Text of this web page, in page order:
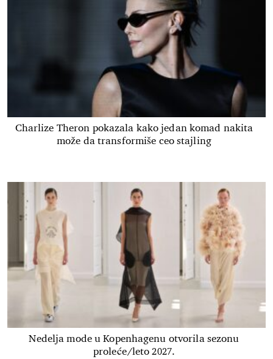
Charlize Theron pokazala kako jedan komad nakita
može da transformiše ceo stajling
Nedelja mode u Kopenhagenu otvorila sezonu
proleće/leto 2027.